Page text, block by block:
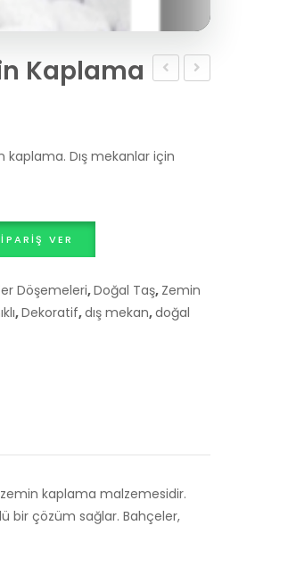
– El
Kaplama
Dış mekanlar için
VER
Döşemeleri,Doğal Taş, Zemin
,Dekoratif,dış mekan,doğal
kaplama malzemesidir.
bir çözüm sağlar. Bahçeler,